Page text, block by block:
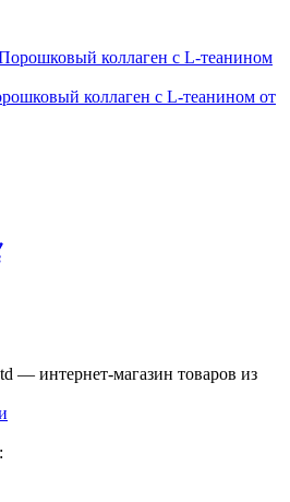
коллаген с L-теанином от
— интернет-магазин товаров из